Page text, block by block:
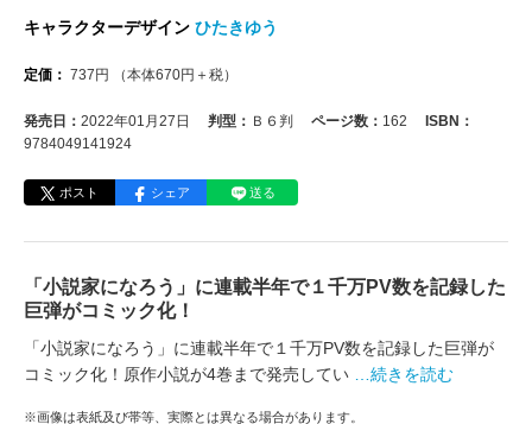
キャラクターデザイン ひたきゆう
定価： 737 円 （本体670円＋税）
発売日： 2022年01月27日 判型： Ｂ６判 ページ数： 162
ISBN：
9784049141924
ポスト シェア 送る
「小説家になろう」に連載半年で１千万PV数を記録した
巨弾がコミック化！
「小説家になろう」に連載半年で１千万PV数を記録した巨弾が
コミック化！原作小説が4巻まで発売してい
…続きを読む
※画像は表紙及び帯等、実際とは異なる場合があります。